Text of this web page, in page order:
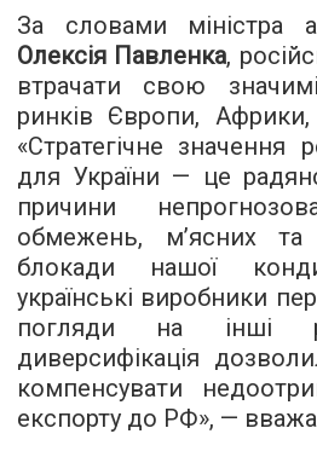
За словами міністра
Олексія Павленка,
втрачати свою
ринків Європи,
«Стратегічне значення
для України — це
причини
обмежень, м’ясних
блокади нашої
українські виробники
погляди на інші
диверсифікація
компенсувати
експорту до РФ», —